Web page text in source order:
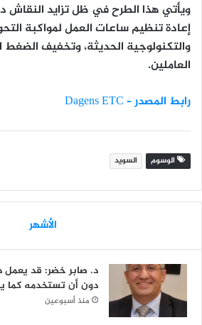
ويأتي هذا الطرح في ظل تزايد النقاش
إعادة تنظيم ساعات العمللمواكبة
والتكنولوجية الحديثة، وتخفيف
العاملين.
رابط المصدر – Dagens ETC
الوسوم السويد
الأشهر
د. صابر خضر: قد
دون أن تستخدمه كما
منذ أسبوعين